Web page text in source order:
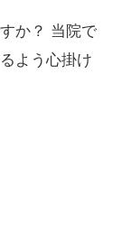
か？ 当院で
よう心掛け